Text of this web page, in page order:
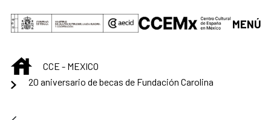
Saltar al contenido principal
MENÚ
INICIOCCE - MEXICO
20 aniversario de becas de Fundación Carolina